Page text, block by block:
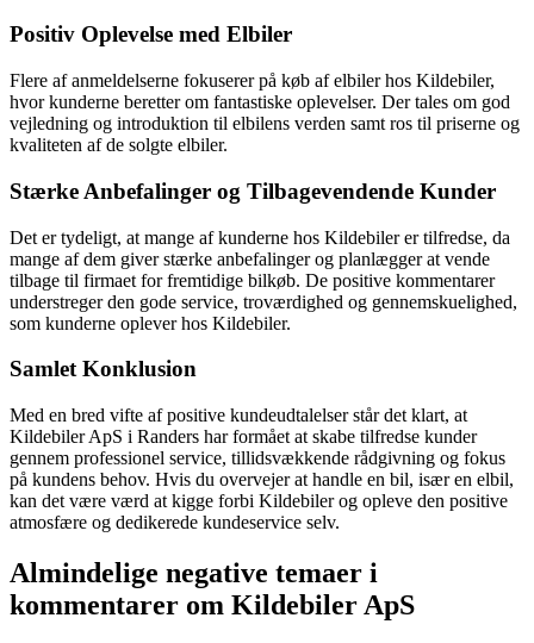
Positiv Oplevelse med Elbiler
Flere af anmeldelserne fokuserer på køb af elbiler hos Kildebiler,
hvor kunderne beretter om fantastiske oplevelser. Der tales om god
vejledning og introduktion til elbilens verden samt ros til priserne og
kvaliteten af de solgte elbiler.
Stærke Anbefalinger og Tilbagevendende Kunder
Det er tydeligt, at mange af kunderne hos Kildebiler er tilfredse, da
mange af dem giver stærke anbefalinger og planlægger at vende
tilbage til firmaet for fremtidige bilkøb. De positive kommentarer
understreger den gode service, troværdighed og gennemskuelighed,
som kunderne oplever hos Kildebiler.
Samlet Konklusion
Med en bred vifte af positive kundeudtalelser står det klart, at
Kildebiler ApS i Randers har formået at skabe tilfredse kunder
gennem professionel service, tillidsvækkende rådgivning og fokus
på kundens behov. Hvis du overvejer at handle en bil, især en elbil,
kan det være værd at kigge forbi Kildebiler og opleve den positive
atmosfære og dedikerede kundeservice selv.
Almindelige negative temaer i
kommentarer om Kildebiler ApS